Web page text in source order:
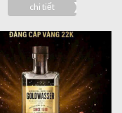
chi tiết